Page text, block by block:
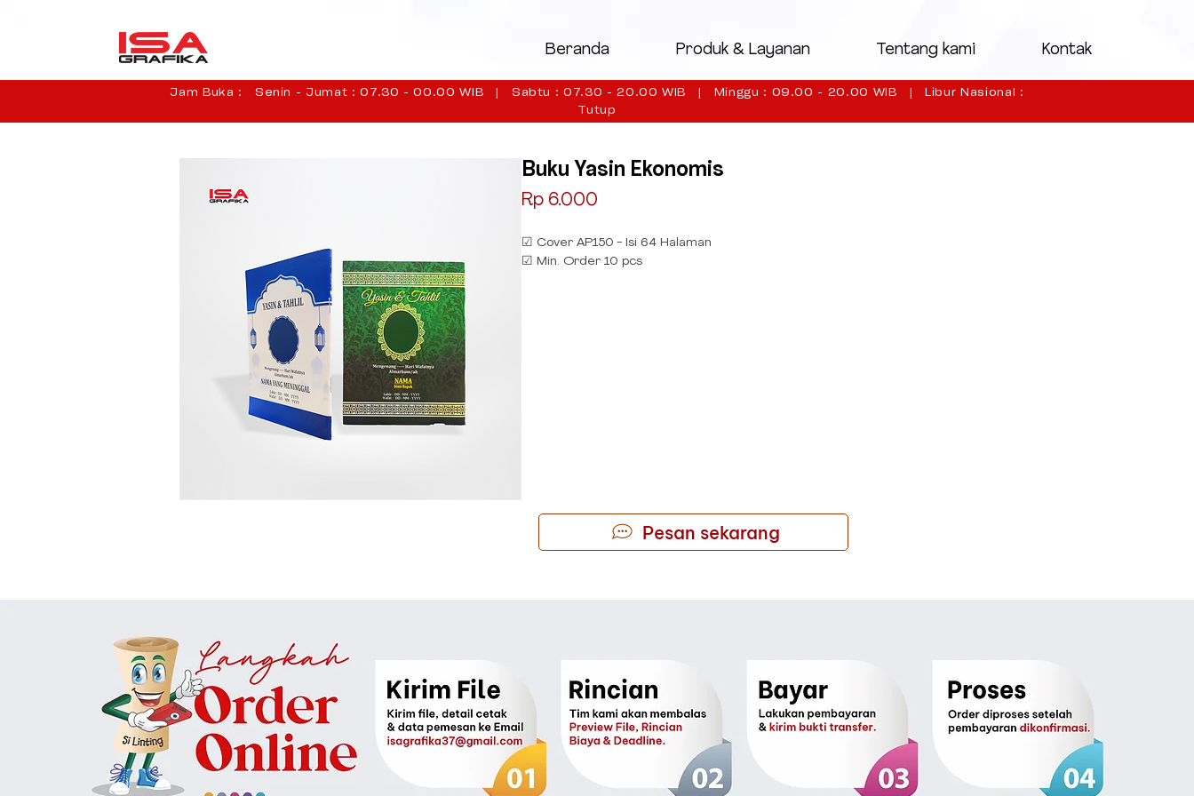
Beranda Produk & Layanan Tentang kami Kontak
Jam Buka : Senin - Jumat : 07.30 - 00.00 WIB | Sabtu : 07.30 - 20.00 WIB | Minggu : 09.00 - 20.00 WIB | Libur Nasional :
Tutup
Buku Yasin Ekonomis
Rp 6.000
☑ Cover AP150 - Isi 64 Halaman
☑ Min. Order 10 pcs
Pesan sekarang